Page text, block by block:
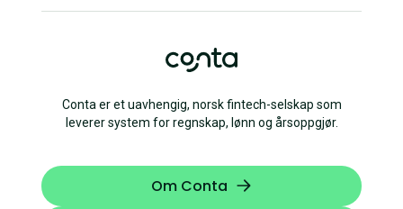
Conta er et uavhengig, norsk fintech-selskap som
leverer system for regnskap, lønn og årsoppgjør.
Om Conta